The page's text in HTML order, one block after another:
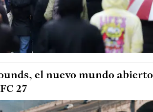
el nuevo mundo abierto
27